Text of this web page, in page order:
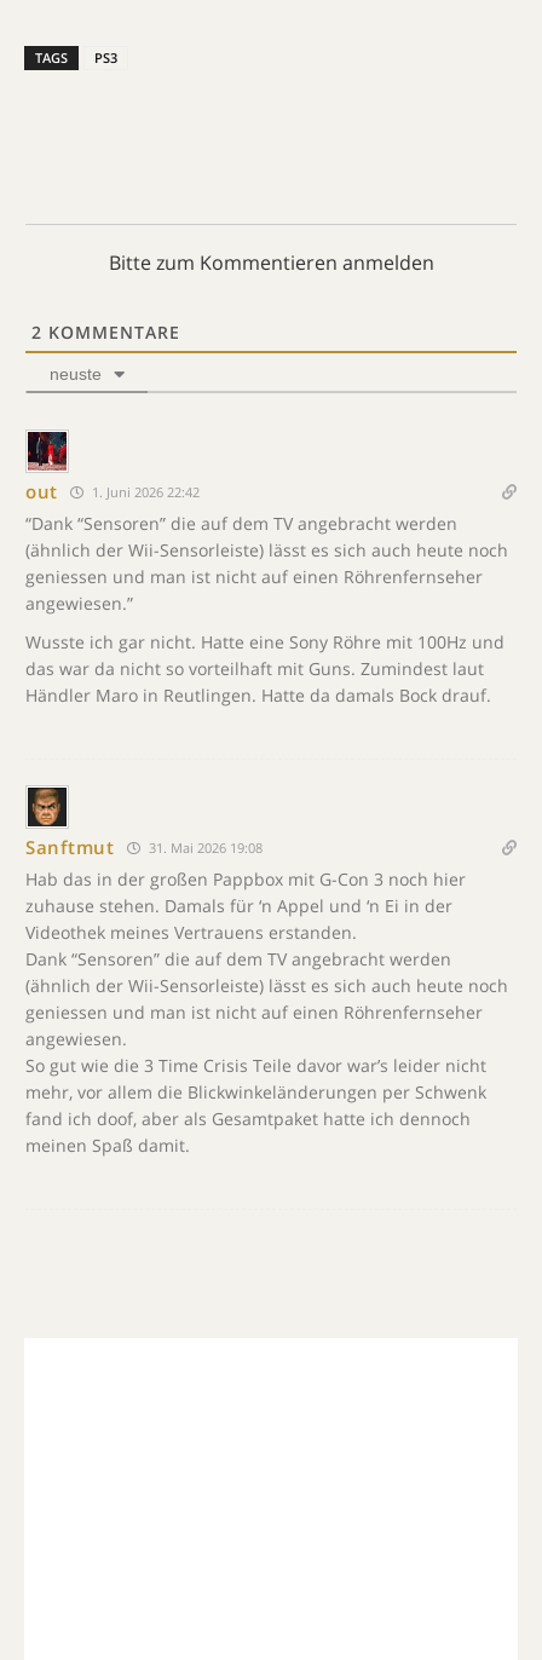
TAGS PS3
Bitte zum Kommentieren anmelden
2 KOMMENTARE
neuste
out 1. Juni 2026 22:42
“Dank “Sensoren” die auf dem TV angebracht werden
(ähnlich der Wii-Sensorleiste) lässt es sich auch heute noch
geniessen und man ist nicht auf einen Röhrenfernseher
angewiesen.”
Wusste ich gar nicht. Hatte eine Sony Röhre mit 100Hz und
das war da nicht so vorteilhaft mit Guns. Zumindest laut
Händler Maro in Reutlingen. Hatte da damals Bock drauf.
Sanftmut 31. Mai 2026 19:08
Hab das in der großen Pappbox mit G-Con 3 noch hier
zuhause stehen. Damals für ‘n Appel und ‘n Ei in der
Videothek meines Vertrauens erstanden.
Dank “Sensoren” die auf dem TV angebracht werden
(ähnlich der Wii-Sensorleiste) lässt es sich auch heute noch
geniessen und man ist nicht auf einen Röhrenfernseher
angewiesen.
So gut wie die 3 Time Crisis Teile davor war’s leider nicht
mehr, vor allem die Blickwinkeländerungen per Schwenk
fand ich doof, aber als Gesamtpaket hatte ich dennoch
meinen Spaß damit.